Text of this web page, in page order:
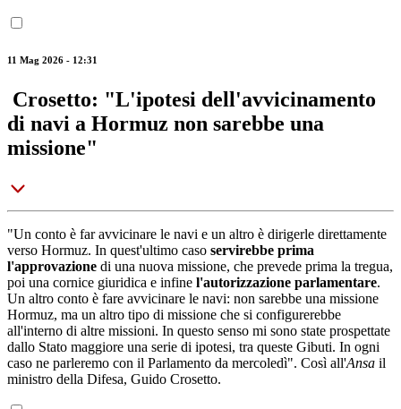
11 Mag 2026 - 12:31
Crosetto: "L'ipotesi dell'avvicinamento
di navi a Hormuz non sarebbe una
missione"
"Un conto è far avvicinare le navi e un altro è dirigerle direttamente
verso Hormuz. In quest'ultimo caso servirebbe prima
l'approvazione di una nuova missione, che prevede prima la tregua,
poi una cornice giuridica e infine l'autorizzazione parlamentare.
Un altro conto è fare avvicinare le navi: non sarebbe una missione
Hormuz, ma un altro tipo di missione che si configurerebbe
all'interno di altre missioni. In questo senso mi sono state prospettate
dallo Stato maggiore una serie di ipotesi, tra queste Gibuti. In ogni
caso ne parleremo con il Parlamento da mercoledì". Così all'Ansa il
ministro della Difesa, Guido Crosetto.